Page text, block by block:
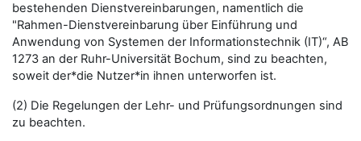
bestehenden Dienstvereinbarungen, namentlich die
"Rahmen-Dienstvereinbarung über Einführung und
Anwendung von Systemen der Informationstechnik (IT)“, AB
1273 an der Ruhr-Universität Bochum, sind zu beachten,
soweit der*die Nutzer*in ihnen unterworfen ist.
(2) Die Regelungen der Lehr- und Prüfungsordnungen sind
zu beachten.